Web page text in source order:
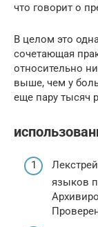
что говорит о
В целом это
сочетающая
относительно
выше, чем у
еще пару тысяч
языков